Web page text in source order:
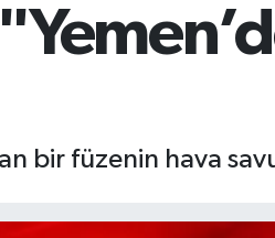
bir füzenin hava